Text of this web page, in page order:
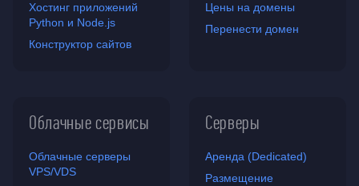
Хостинг приложений
Python и Node.js
Конструктор сайтов
Цены на домены
Перенести домен
Облачные сервисы
Облачные серверы
VPS/VDS
Серверы
Аренда (Dedicated)
Размещение